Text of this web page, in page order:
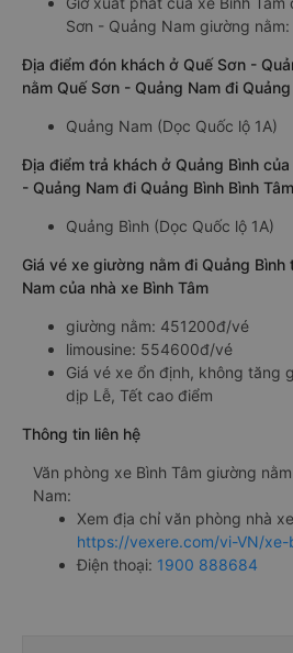
Sơn - Quảng Nam giường
Địa điểm đón khách ở Quế Sơn -
nằm Quế Sơn - Quảng Nam đi
Quảng Nam (Dọc Quốc lộ 1A)
Địa điểm trả khách ở Quảng Bình
- Quảng Nam đi Quảng Bình Bình Tâm
Quảng Bình (Dọc Quốc lộ 1A)
Giá vé xe giường nằm đi Quảng Bình
Nam của nhà xe Bình Tâm
giường nằm: 451200đ/vé
limousine: 554600đ/vé
Giá vé xe ổn định, không tăng
dịp Lễ, Tết cao điểm
Thông tin liên hệ
Văn phòng xe Bình Tâm giường
Nam:
Xem địa chỉ văn phòng nhà
https://vexere.com/vi-VN/xe-
Điện thoại: 1900 888684